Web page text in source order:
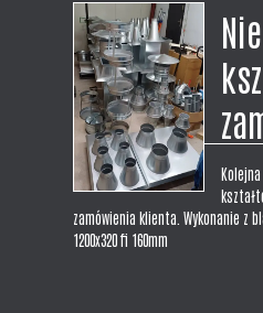
zasilaniu awaryjnym.
kształtek wentylacyjnych dla
montażu zasilania awaryjnego z
Urzędu Gminy.
zamówienia klienta. Wykonanie z
1200x320 fi 160mm